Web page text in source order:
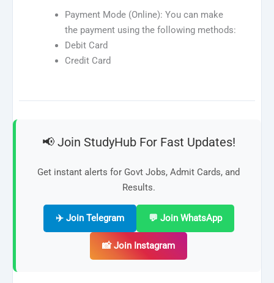
Payment Mode (Online): You can make
the payment using the following methods:
Debit Card
Credit Card
📢 Join StudyHub For Fast Updates!
Get instant alerts for Govt Jobs, Admit Cards, and
Results.
✈️ Join Telegram 💬 Join WhatsApp
📸 Join Instagram